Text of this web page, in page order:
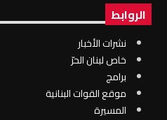
الروابط
نشرات الأخبار
خاص لبنان الحرّ
برامج
موقع القوات البنانية
المسيرة